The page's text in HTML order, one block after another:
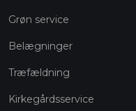
Grøn service
Belægninger​
Træfældning
Kirkegårdsservice